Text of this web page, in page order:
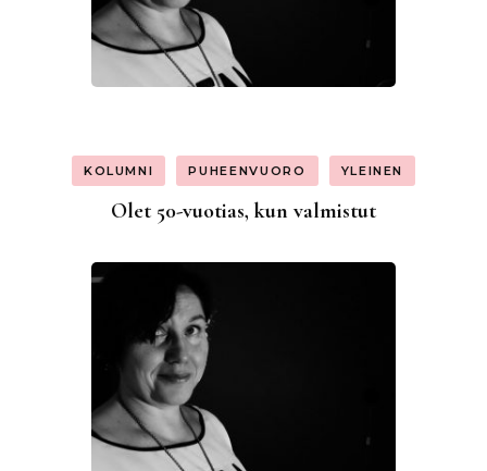
KOLUMNI PUHEENVUORO YLEINEN
Olet 50-vuotias, kun valmistut